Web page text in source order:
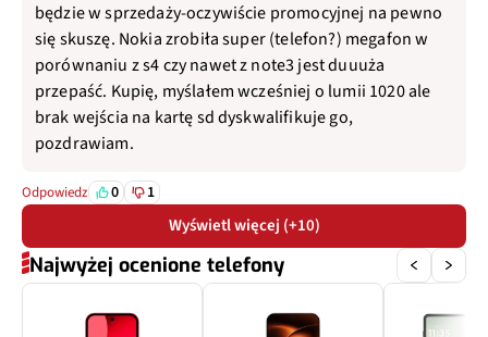
będzie w sprzedaży-oczywiście promocyjnej na pewno
się skuszę. Nokia zrobiła super (telefon?) megafon w
porównaniu z s4 czy nawet z note3 jest duuuża
przepaść. Kupię, myślałem wcześniej o lumii 1020 ale
brak wejścia na kartę sd dyskwalifikuje go,
pozdrawiam.
Odpowiedz 0 1
Wyświetl więcej (+10)
Najwyżej ocenione telefony